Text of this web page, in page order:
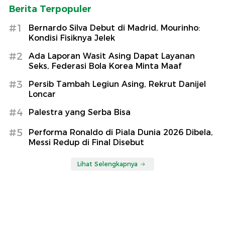
Berita Terpopuler
#1
Bernardo Silva Debut di Madrid, Mourinho:
Kondisi Fisiknya Jelek
#2
Ada Laporan Wasit Asing Dapat Layanan
Seks, Federasi Bola Korea Minta Maaf
#3
Persib Tambah Legiun Asing, Rekrut Danijel
Loncar
#4 Palestra yang Serba Bisa
#5
Performa Ronaldo di Piala Dunia 2026 Dibela,
Messi Redup di Final Disebut
Lihat Selengkapnya